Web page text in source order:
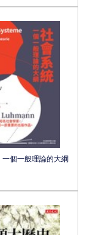
一個一般理論的大綱